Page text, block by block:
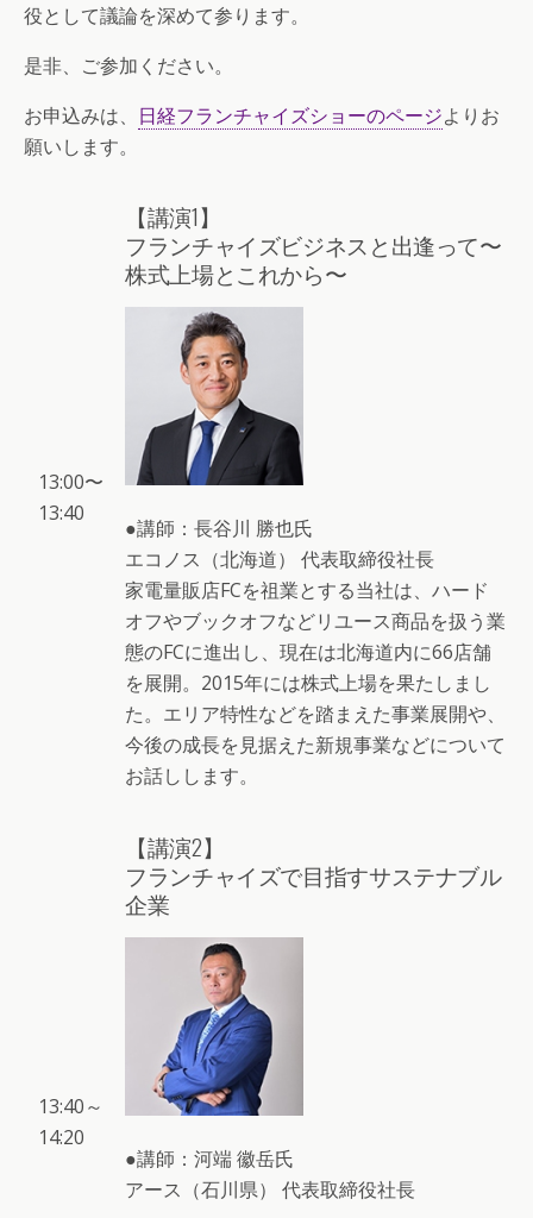
役として議論を深めて参ります。
是非、ご参加ください。
お申込みは、 日経フランチャイズショーのページよりお
願いします。
13:00〜
13:40
【講演1】
フランチャイズビジネスと出逢って〜
株式上場とこれから〜
●講師：長谷川 勝也氏
エコノス（北海道） 代表取締役社長
家電量販店FCを祖業とする当社は、ハード
オフやブックオフなどリユース商品を扱う業
態のFCに進出し、現在は北海道内に66店舗
を展開。2015年には株式上場を果たしまし
た。エリア特性などを踏まえた事業展開や、
今後の成長を見据えた新規事業などについて
お話しします。
13:40～
14:20
【講演2】
フランチャイズで目指すサステナブル
企業
●講師：河端 徽岳氏
アース（石川県） 代表取締役社長